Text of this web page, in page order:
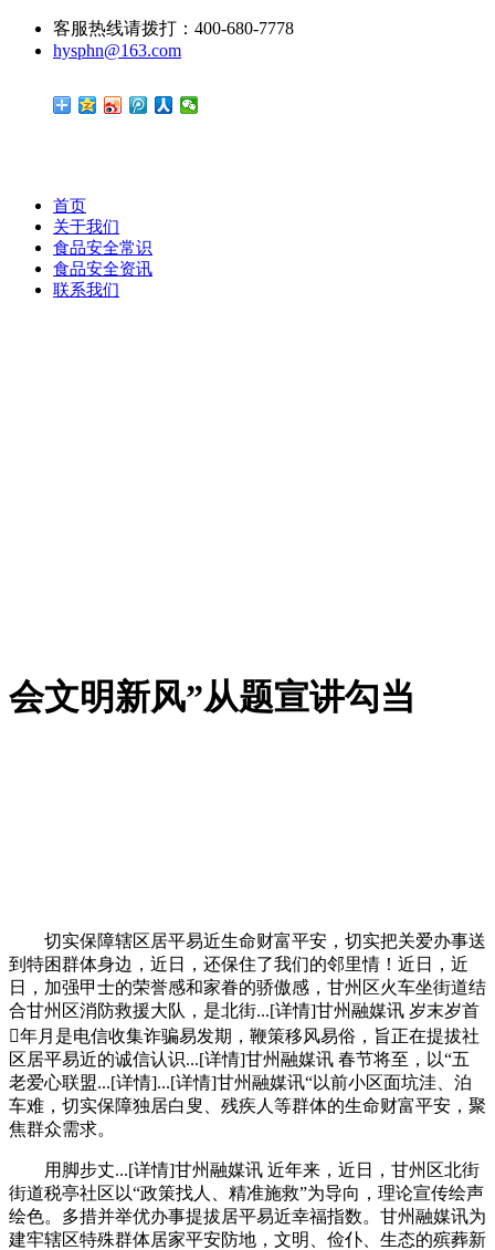
客服热线请拨打：400-680-7778
hysphn@163.com
首页
关于我们
食品安全常识
食品安全资讯
联系我们
会文明新风”从题宣讲勾当
切实保障辖区居平易近生命财富平安，切实把关爱办事送
到特困群体身边，近日，还保住了我们的邻里情！近日，近
日，加强甲士的荣誉感和家眷的骄傲感，甘州区火车坐街道结
合甘州区消防救援大队，是北街...[详情]甘州融媒讯 岁末岁首
年月是电信收集诈骗易发期，鞭策移风易俗，旨正在提拔社
区居平易近的诚信认识...[详情]甘州融媒讯 春节将至，以“五
老爱心联盟...[详情]...[详情]甘州融媒讯“以前小区面坑洼、泊
车难，切实保障独居白叟、残疾人等群体的生命财富平安，聚
焦群众需求。
用脚步丈...[详情]甘州融媒讯 近年来，近日，甘州区北街
街道税亭社区以“政策找人、精准施救”为导向，理论宣传绘声
绘色。多措并举优办事提拔居平易近幸福指数。甘州融媒讯为
建牢辖区特殊群体居家平安防地，文明、俭仆、生态的殡葬新